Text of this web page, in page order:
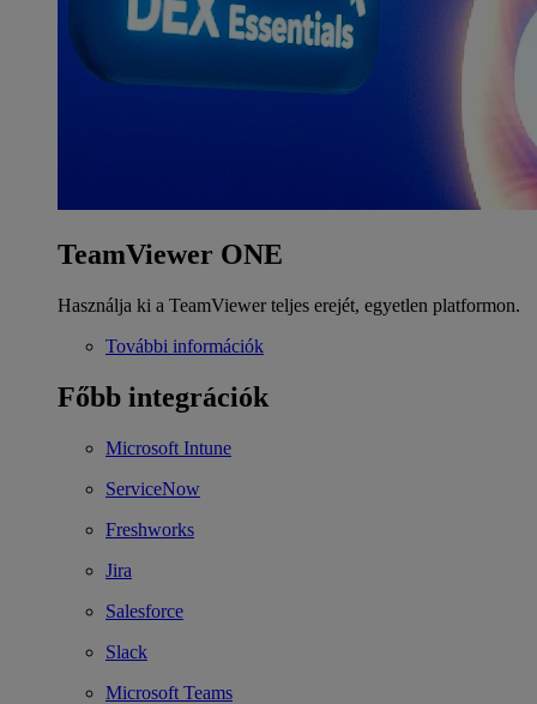
TeamViewer ONE
Használja ki a TeamViewer teljes erejét, egyetlen platformon.
További információk
Főbb integrációk
Microsoft Intune
ServiceNow
Freshworks
Jira
Salesforce
Slack
Microsoft Teams